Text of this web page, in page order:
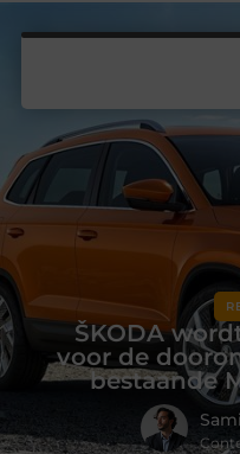
ŠKODA
voor de
bestaande